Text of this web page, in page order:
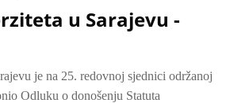
u Sarajevu -
je na 25. redovnoj sjednici održanoj
Odluku o donošenju Statuta